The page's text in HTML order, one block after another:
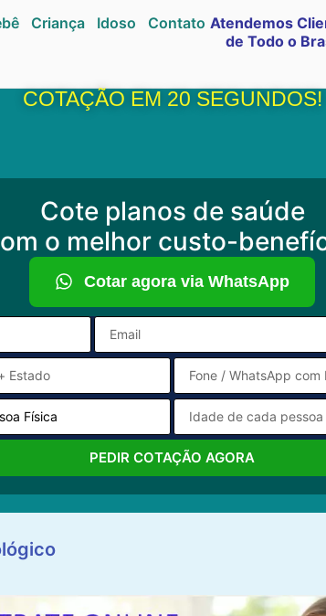
Criança Idoso Contato Atendemos
de Todo o
COTAÇÃO EM 20 SEGUNDOS!
Cote planos de saúde
o melhor custo-
Cotar agora via WhatsApp
PEDIR COTAÇÃO AGORA